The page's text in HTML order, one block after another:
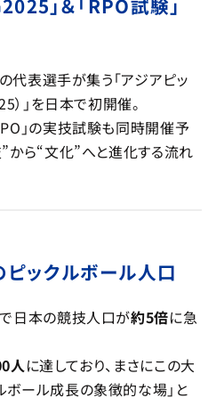
代表選手が集う「アジアピッ
）」を日本で初開催。
」の実技試験も同時開催予
から“文化”へと進化する流れ
ックルボール人口
で日本の競技人口が約5倍に急
人 に達しており、まさにこの大
ボール成長の象徴的な場」と